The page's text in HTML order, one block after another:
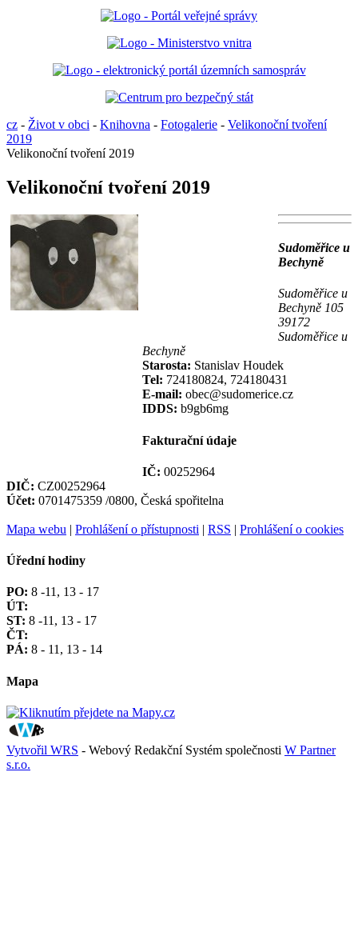
cz - Život v obci - Knihovna - Fotogalerie - Velikonoční tvoření
2019
Velikonoční tvoření 2019
Velikonoční tvoření 2019
Sudoměřice u
Bechyně
Sudoměřice u
Bechyně 105
39172
Sudoměřice u
Bechyně
Starosta: Stanislav Houdek
Tel: 724180824, 724180431
E-mail: obec@sudomerice.cz
IDDS: b9gb6mg
Fakturační údaje
IČ: 00252964
DIČ: CZ00252964
Účet: 0701475359 /0800, Česká spořitelna
Mapa webu | Prohlášení o přístupnosti | RSS | Prohlášení o cookies
Úřední hodiny
PO: 8 -11, 13 - 17
ÚT:
ST: 8 -11, 13 - 17
ČT:
PÁ: 8 - 11, 13 - 14
Mapa
Vytvořil WRS - Webový Redakční Systém společnosti W Partner
s.r.o.